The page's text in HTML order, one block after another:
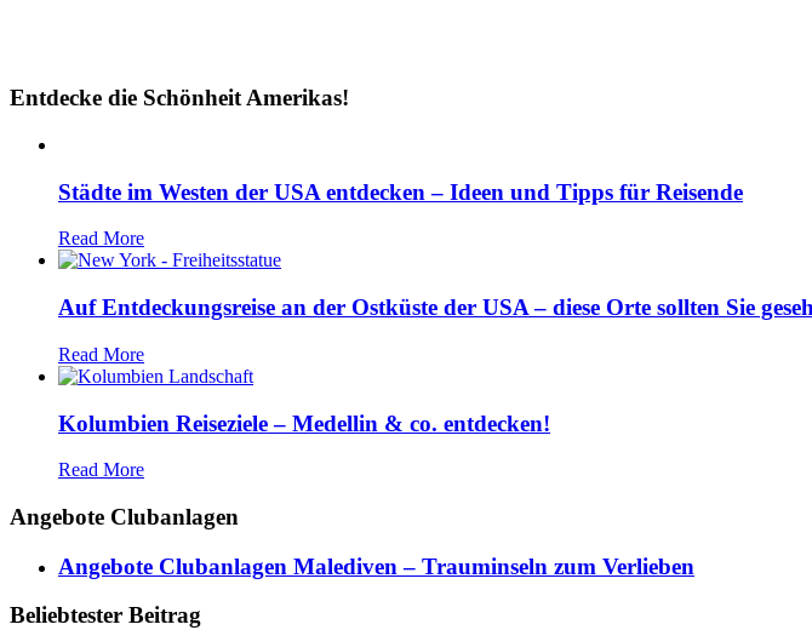
Entdecke die Schönheit Amerikas!
Städte im Westen der USA entdecken – Ideen und Tipps für Reisende
Read More
Auf Entdeckungsreise an der Ostküste der USA – diese Orte sollten Sie
Read More
Kolumbien Reiseziele – Medellin & co. entdecken!
Read More
Angebote Clubanlagen
Angebote Clubanlagen Malediven – Trauminseln zum Verlieben
Beliebtester Beitrag